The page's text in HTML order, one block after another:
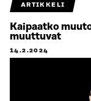
ARTIKKELI
Kaipaatko
muuttuvat
14.2.2024